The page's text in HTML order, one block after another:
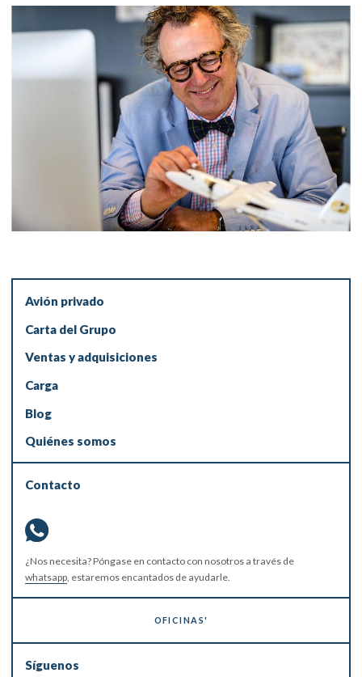
Avión privado
Carta del Grupo
Ventas y adquisiciones
Carga
Blog
Quiénes somos
Contacto
¿Nos necesita? Póngase en contacto con nosotros a través de
whatsapp, estaremos encantados de ayudarle.
OFICINAS'
Síguenos